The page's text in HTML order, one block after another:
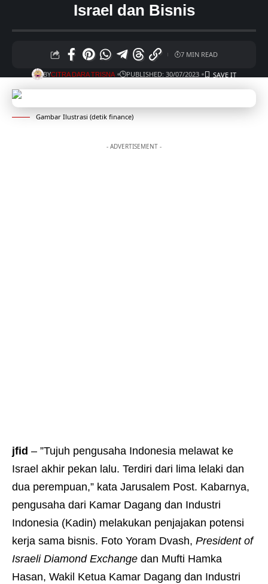
Israel dan Bisnis
BYCITRA DARA TRISNA PUBLISHED: 30/07/2023
7 MIN READ
Gambar Ilustrasi (detik finance)
- ADVERTISEMENT -
jfid – ”Tujuh pengusaha Indonesia melawat ke
Israel akhir pekan lalu. Terdiri dari lima lelaki dan
dua perempuan,” kata Jarusalem Post. Kabarnya,
pengusaha dari Kamar Dagang dan Industri
Indonesia (Kadin) melakukan penjajakan potensi
kerja sama bisnis. Foto Yoram Dvash, President of
Israeli Diamond Exchange dan Mufti Hamka
Hasan, Wakil Ketua Kamar Dagang dan Industri